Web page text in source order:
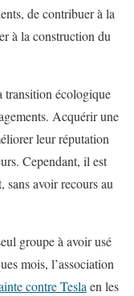
de contribuer à la
à la construction du
transition écologique
Acquérir une
leur réputation
Cependant, il est
sans avoir recours au
groupe à avoir usé
mois, l’association
contre Tesla en les